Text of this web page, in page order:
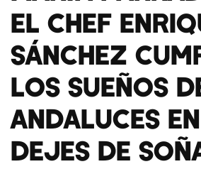
EL CHEF
SÁNCHEZ
LOS SUEÑOS
ANDALUCES
DEJES DE